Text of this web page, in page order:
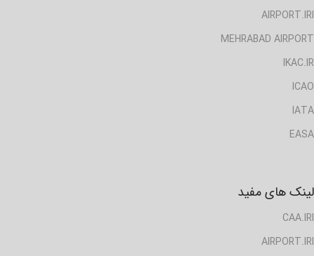
AIRPORT.IRI
MEHRABAD AIRPORT
IKAC.IR
ICAO
IATA
EASA
لینک های مفید
CAA.IRI
AIRPORT.IRI